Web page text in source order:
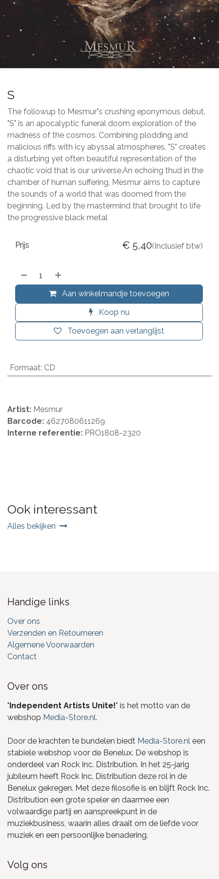
S
The followup to Mesmur"s crushing eponymous debut,
"S" is an apocalyptic funeral doom exploration of the
madness of the cosmos. Combining plodding and
malicious riffs with icy abyssal atmospheres, "S" creates
a disturbing yet often beautiful representation of the
chaotic void that is our universe.An echoing thud in the
chamber of human suffering, Mesmur aims to capture
the sounds of a world that was doomed from the
beginning. Led by the mastermind that brought to life
the progressive black metal
Aan winkelmandje toevoegen
Koop nu
Toevoegen aan verlanglijst
Prijs € 5,40(Inclusief btw)
Formaat: CD
Artist: Mesmur
Barcode: 4627080611269
Interne referentie: PRO1808-2320
Ook interessant
Alles bekijken
Handige links
Over ons
Verzenden en Retourneren
Algemene Voorwaarden
Contact
Over ons
"Independent Artists Unite!" is het motto van de
webshop Media-Store.nl.
Door de krachten te bundelen biedt Media-Store.nl een
stabiele webshop voor de Benelux. De webshop is
onderdeel van Rock Inc. Distribution. In het 25-jarig
jubileum heeft Rock Inc. Distribution deze rol in de
Benelux gekregen. Met deze filosofie is en blijft Rock Inc.
Distribution een grote speler en daarmee een
volwaardige partij en aanspreekpunt in de
muziekbusiness, waarin alles draait om de liefde voor
muziek en een persoonlijke benadering.
Volg ons